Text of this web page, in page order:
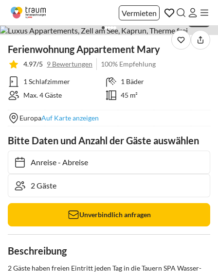
Vermieten
Ferienwohnung Appartement Mary
4.97/5 9 Bewertungen 100% Empfehlung
1 Schlafzimmer
1 Bäder
Max. 4 Gäste
45 m²
EuropaAuf Karte anzeigen
Bitte Daten und Anzahl der Gäste auswählen
Anreise- Abreise
Unverbindlich anfragen
Beschreibung
2 Gäste haben freien Eintritt jeden Tag in die Tauern SPA Wasser-